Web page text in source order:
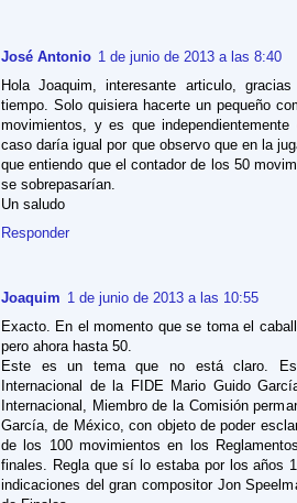
José Antonio 1 de junio de 2013 a las 8:40
Hola Joaquim, interesante articulo,
tiempo. Solo quisiera hacerte un pequeño
movimientos, y es que
caso daría igual por que observo que en la
que entiendo que el contador de los 50
se sobrepasarían.
Un saludo
Responder
Joaquim 1 de junio de 2013 a las 10:55
Exacto. En el momento que se toma el
pero ahora hasta 50.
Este es un tema que no está claro.
Internacional de la FIDE Mario Guido
Internacional, Miembro de la Comisión
García, de México, con objeto de poder
de los 100 movimientos en los
finales. Regla que sí lo estaba por los años
indicaciones del gran compositor Jon